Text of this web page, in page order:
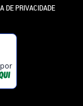
DE PRIVACIDADE